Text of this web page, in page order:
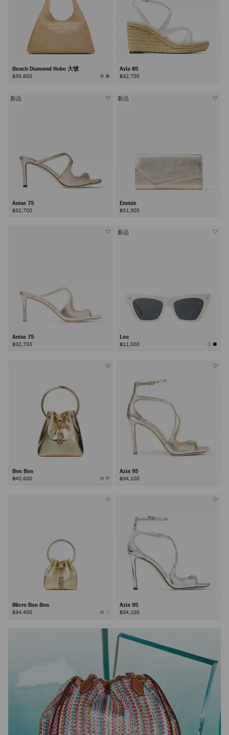
Beach Diamond Hobo 大號
฿35,600
Ayla 85
฿32,700
新品
Anise 75
฿32,700
新品
Emmie
฿31,300
Anise 75
฿32,700
新品
Lou
฿11,000
Bon Bon
฿40,600
Azia 95
฿34,100
Micro Bon Bon
฿34,400
Azia 95
฿34,100